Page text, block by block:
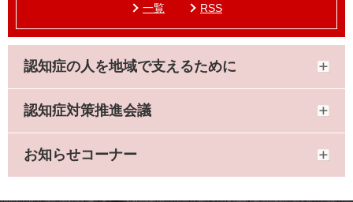
一覧 RSS
認知症の人を地域で支えるために
認知症対策推進会議
お知らせコーナー